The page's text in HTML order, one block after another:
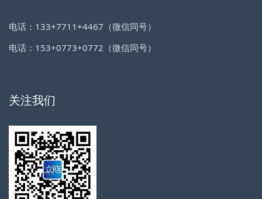
电话：133+7711+4467（微信同号）
电话：153+0773+0772（微信同号）
关注我们